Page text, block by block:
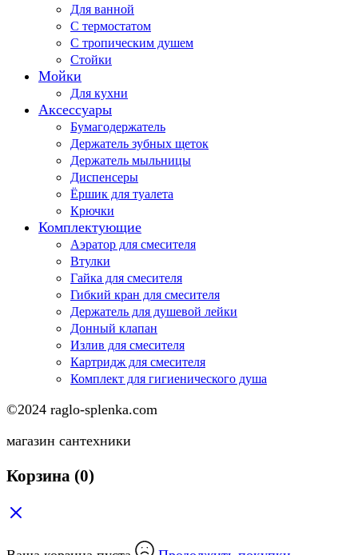
Для ванной
С термостатом
С тропическим душем
Стойки
Мойки
Для кухни
Аксессуары
Бумагодержатель
Держатель зубных щеток
Держатель мыльницы
Диспенсеры
Ёршик для туалета
Крючки
Комплектующие
Аэратор для смесителя
Втулки
Гайка для смесителя
Гибкий кран для смесителя
Держатель для душевой лейки
Донный клапан
Излив для смесителя
Картридж для смесителя
Комплект для гигиенического душа
©2024 raglo-splenka.com
магазин сантехники
Корзина (0)